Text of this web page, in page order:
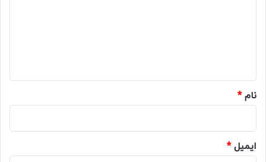
نام*
ایمیل*